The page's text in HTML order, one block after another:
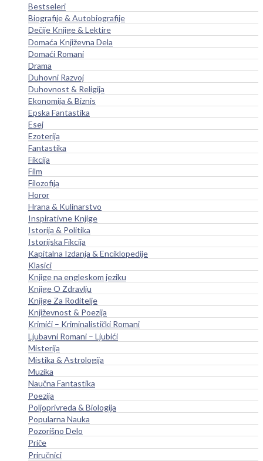
Bestseleri
Biografije & Autobiografije
Dečije Knjige & Lektire
Domaća Književna Dela
Domaći Romani
Drama
Duhovni Razvoj
Duhovnost & Religija
Ekonomija & Biznis
Epska Fantastika
Esej
Ezoterija
Fantastika
Fikcija
Film
Filozofija
Horor
Hrana & Kulinarstvo
Inspirativne Knjige
Istorija & Politika
Istorijska Fikcija
Kapitalna Izdanja & Enciklopedije
Klasici
Knjige na engleskom jeziku
Knjige O Zdravlju
Knjige Za Roditelje
Književnost & Poezija
Krimići – Kriminalistički Romani
Ljubavni Romani – Ljubići
Misterija
Mistika & Astrologija
Muzika
Naučna Fantastika
Poezija
Poljoprivreda & Biologija
Popularna Nauka
Pozorišno Delo
Priče
Priručnici